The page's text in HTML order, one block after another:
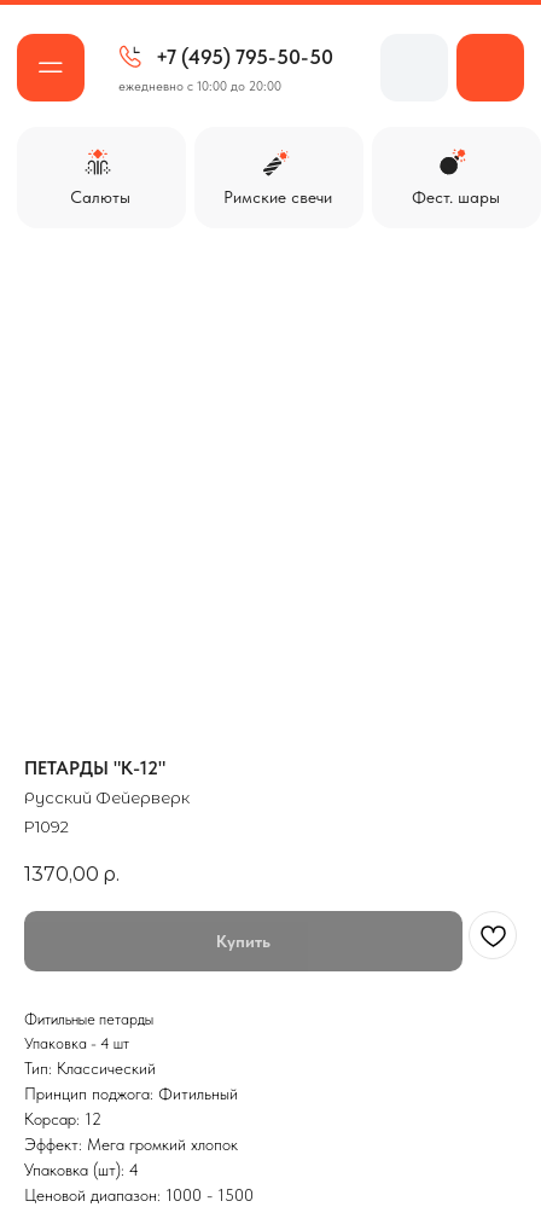
ежедневно с 10:00 до 20:00
ПЕТАРДЫ "К-12"
Русский Фейерверк
P1092
1370,00 р.
Купить
Фитильные петарды
Упаковка - 4 шт
Тип: Классический
Принцип поджога: Фитильный
Корсар: 12
Эффект: Мега громкий хлопок
Упаковка (шт): 4
Ценовой диапазон: 1000 - 1500